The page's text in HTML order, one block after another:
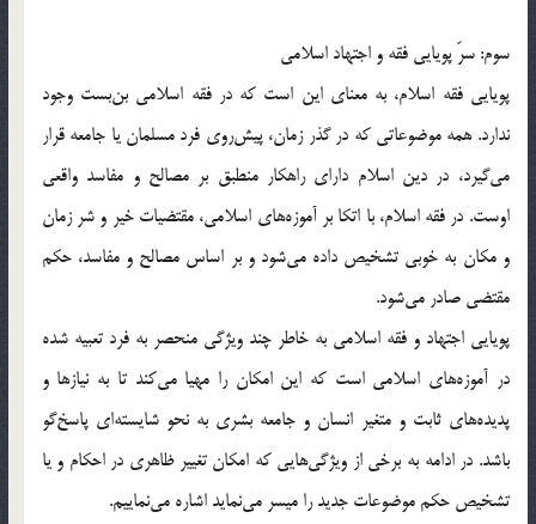
سوم: سرّ پويايي فقه و اجتهاد اسلامي
پويايي فقه اسلام، به معناي این است که در فقه اسلامي بن‌بست وجود
ندارد. همه موضوعاتي که در گذر زمان، پيش‌روي فرد مسلمان يا جامعه قرار
مي‌گيرد، در دين اسلام داراي راهکار منطبق بر مصالح و مفاسد واقعي
اوست. در فقه اسلام، با اتکا بر آموزه‌هاي اسلامي، مقتضيات خير و شر زمان
و مکان به خوبي تشخيص داده مي‌شود و بر اساس مصالح و مفاسد، حکم
مقتضي صادر مي‌شود.
پويايي اجتهاد و فقه اسلامي به خاطر چند ويژگي منحصر به فرد تعبيه شده
در آموزه‌هاي اسلامي است که اين امکان را مهيا مي‌کند تا به نيازها و
پديده‌هاي ثابت و متغير انسان و جامعه بشري به نحو شايسته‌اي پاسخ‌گو
باشد. در ادامه به برخي از ويژگي‌هايي که امکان تغيير ظاهري در احکام و يا
تشخيص حکم موضوعات جديد را ميسر مي‌نمايد اشاره مي‌نماييم.